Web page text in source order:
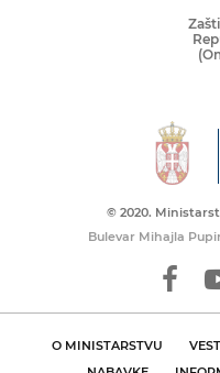
© 2020.
Bulevar Mihajla
O MINISTARSTVU